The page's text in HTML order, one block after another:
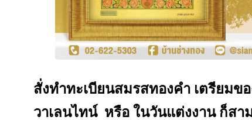
สั่งทำทะเบียนสมรสทองคำ เตรียม
วาเลนไทน์ หรือ ในวันแต่งงาน ก็ส